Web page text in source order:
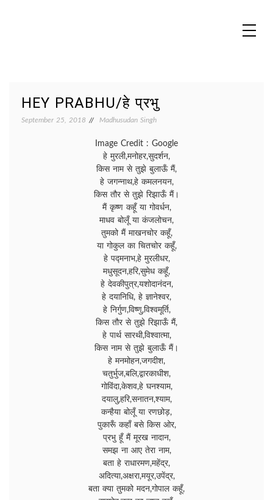
HEY PRABHU/हे प्रभु
September 25, 2018 Madhusudan Singh
Image Credit : Google
हे मुरली,मनोहर,सुदर्शन,
किस नाम से तुझे बुलाऊँ मैं,
हे जगन्नाथ,हे कमलनयन,
किस तौर से तुझे रिझाऊँ मैं।
मैं कृष्ण कहूँ या गोवर्धन,
माधव बोलूँ या कंजलोचन,
तुमको मैं माखनचोर कहूँ,
या गोकुल का चितचोर कहूँ,
हे पद्मनाभ,हे मुरलीधर,
मधुसूदन,हरि,सुमेध कहूँ,
हे देवकीपुत्र,यशोदानंदन,
हे दयानिधि, हे ज्ञानेश्वर,
हे निर्गुण,विष्णु,विश्वमूर्ति,
किस तौर से तुझे रिझाऊँ मैं,
हे पार्थ सारथी,विश्वात्मा,
किस नाम से तुझे बुलाऊँ मैं।
हे मनमोहन,जगदीश,
चतुर्भुज,बलि,द्वारकाधीश,
गोविंदा,केशव,हे घनश्याम,
दयालु,हरि,सनातन,श्याम,
कन्हैया बोलूँ या रणछोड़,
पुकारूँ कहाँ बसे किस ओर,
प्रभु हूँ मैं मूरख नादान,
समझ ना आए तेरा नाम,
बता हे राधारमण,महेंद्र,
अदित्या,अक्षरा,मयूर,उपेंद्र,
बता क्या तुमको मदन,गोपाल कहूँ,